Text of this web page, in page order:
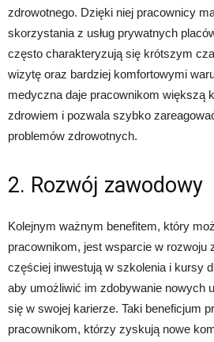
zdrowotnego. Dzięki niej pracownicy
skorzystania z usług prywatnych
często charakteryzują się krótszym
wizytę oraz bardziej komfortowymi
medyczna daje pracownikom większą
zdrowiem i pozwala szybko
problemów zdrowotnych.
2. Rozwój zawodowy
Kolejnym ważnym benefitem, który
pracownikom, jest wsparcie w rozwoju
częściej inwestują w szkolenia i kursy
aby umożliwić im zdobywanie nowych
się w swojej karierze. Taki beneficjum
pracownikom, którzy zyskują nowe